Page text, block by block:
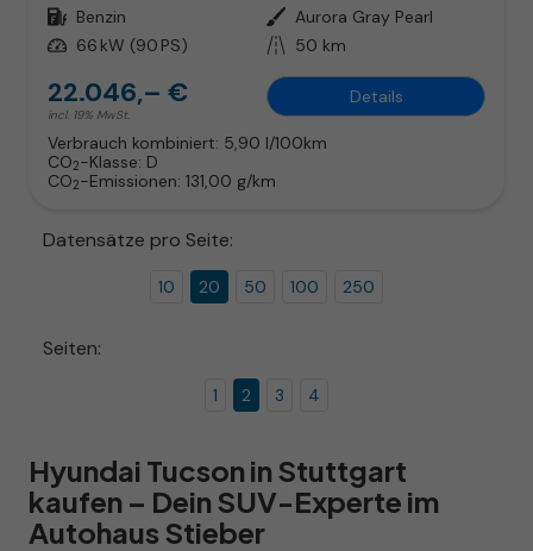
Kraftstoff Benzin Außenfarbe Aurora Gray Pearl
Leistung 66 kW (90 PS) Kilometerstand 50 km
22.046,– €
incl. 19% MwSt.
Details
Verbrauch kombiniert: 5,90 l/100km
CO2-Klasse: D
CO2-Emissionen: 131,00 g/km
Datensätze pro Seite:
10 20 50 100 250
Seiten:
1 2 3 4
Hyundai Tucson in Stuttgart
kaufen – Dein SUV-Experte im
Autohaus Stieber